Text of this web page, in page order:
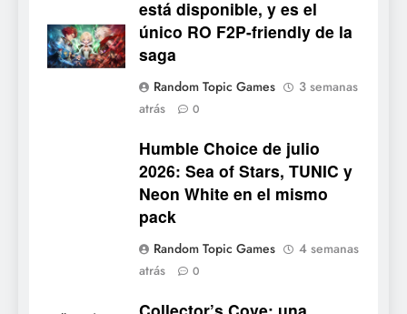
está disponible, y es el
único RO F2P-friendly de la
saga
Random Topic Games
3 semanas
atrás
0
Humble Choice de julio
2026: Sea of Stars, TUNIC y
Neon White en el mismo
pack
Random Topic Games
4 semanas
atrás
0
5
tendrá su primer CCG digital
para PC y móviles
Onimusha: Way of the Sword
ya tiene fecha: Capcom
reservas
NOTICIAS DE VIDEOJUEGOS